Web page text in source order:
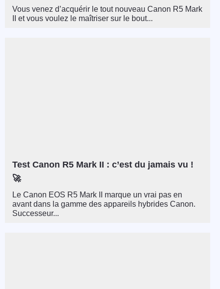
Vous venez d’acquérir le tout nouveau Canon R5 Mark
II et vous voulez le maîtriser sur le bout...
Test Canon R5 Mark II : c’est du jamais vu !
🚀
Le Canon EOS R5 Mark II marque un vrai pas en
avant dans la gamme des appareils hybrides Canon.
Successeur...